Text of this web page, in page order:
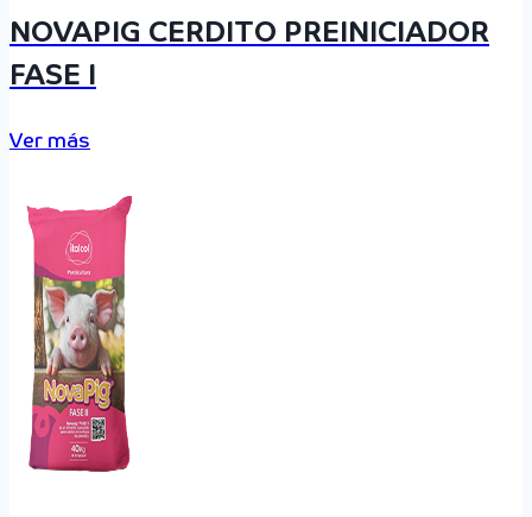
NOVAPIG CERDITO PREINICIADOR
FASE I
Ver más